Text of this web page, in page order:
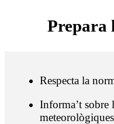
Prepara
Respecta la
Informa’t sobre